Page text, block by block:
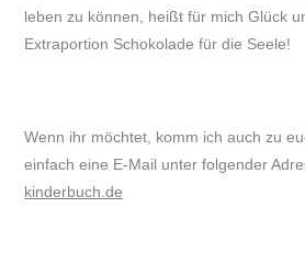
leben zu können, heißt für mich Glück
Extraportion Schokolade für die Seele!
Wenn ihr möchtet, komm ich auch zu
einfach eine E-Mail unter folgender
kinderbuch.de